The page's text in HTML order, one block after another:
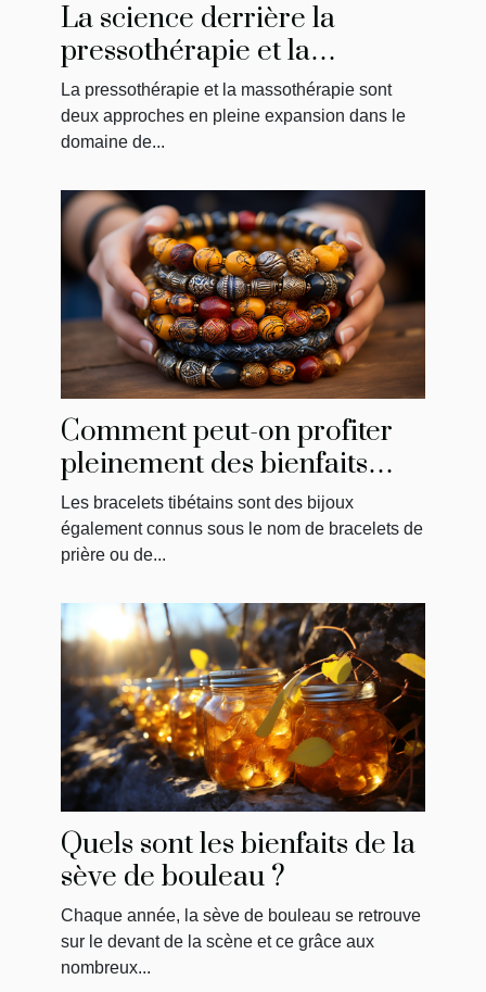
La science derrière la
pressothérapie et la
massothérapie : Comment
ça fonctionne?
La pressothérapie et la massothérapie sont
deux approches en pleine expansion dans le
domaine de...
Comment peut-on profiter
pleinement des bienfaits
d’un bracelet tibétain ?
Les bracelets tibétains sont des bijoux
également connus sous le nom de bracelets de
prière ou de...
Quels sont les bienfaits de la
sève de bouleau ?
Chaque année, la sève de bouleau se retrouve
sur le devant de la scène et ce grâce aux
nombreux...